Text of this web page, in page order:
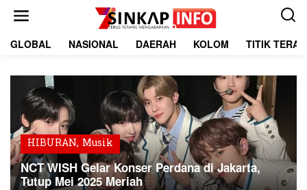
GLOBAL NASIONAL DAERAH KOLOM TITIK
HIBURAN, Musik
NCT WISH Gelar Konser Perdana di Jakarta,
Tutup Mei 2025 Meriah